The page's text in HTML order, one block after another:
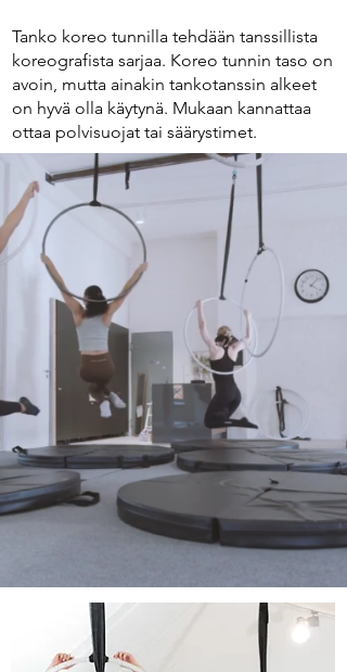
Tanko koreo tunnilla tehdään tanssillista
koreografista sarjaa. Koreo tunnin taso on
avoin, mutta ainakin tankotanssin alkeet
on hyvä olla käytynä. Mukaan kannattaa
ottaa polvisuojat tai säärystimet.